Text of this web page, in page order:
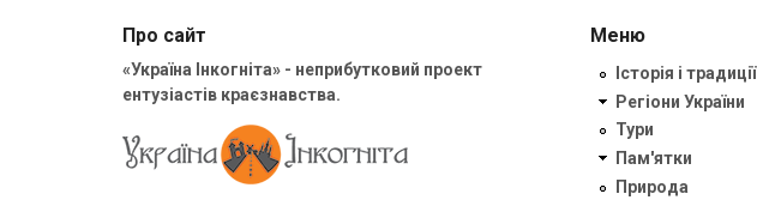
Про сайт
«Україна Інкогніта» - неприбутковий проект
ентузіастів краєзнавства.
Меню
Історія і традиції
Регіони України
Тури
Пам'ятки
Природа